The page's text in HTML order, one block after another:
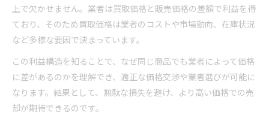
上で欠かせません。業者は買取価格と販売価格の差額で利益を得
ており、そのため買取価格は業者のコストや市場動向、在庫状況
など多様な要因で決まっています。
この利益構造を知ることで、なぜ同じ商品でも業者によって価格
に差があるのかを理解でき、適正な価格交渉や業者選びが可能に
なります。結果として、無駄な損失を避け、より高い価格での売
却が期待できるのです。